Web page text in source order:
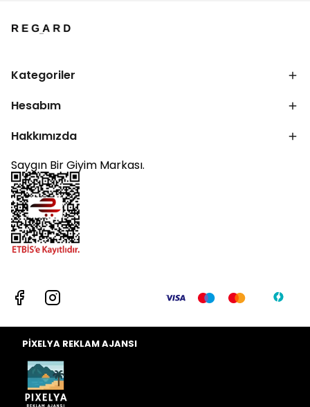
Kategoriler
Hesabım
Hakkımızda
Saygın Bir Giyim Markası.
PİXELYA REKLAM AJANSI